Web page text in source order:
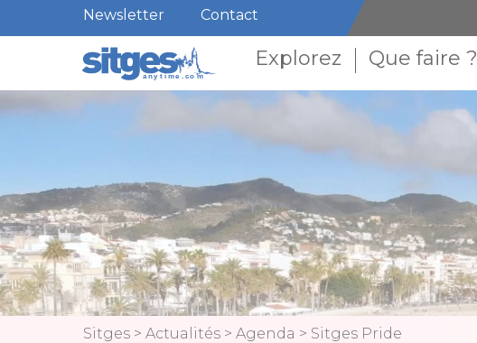
Newsletter Contact
Explorez Que faire ?
Sitges > Actualités > Agenda > Sitges Pride